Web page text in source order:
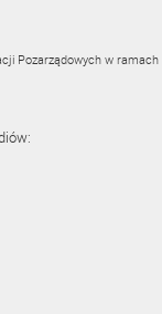
Pozarządowych w ramach